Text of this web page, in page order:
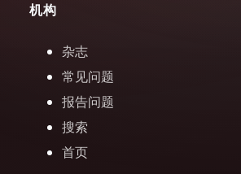
机构
杂志
常见问题
报告问题
搜索
首页